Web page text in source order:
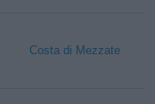
Costa di Mezzate